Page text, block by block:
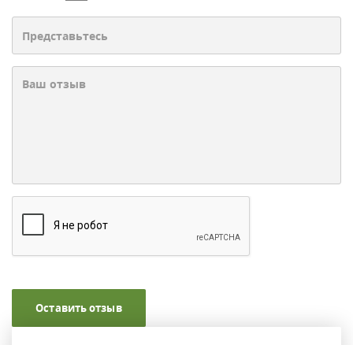
Оставить отзыв